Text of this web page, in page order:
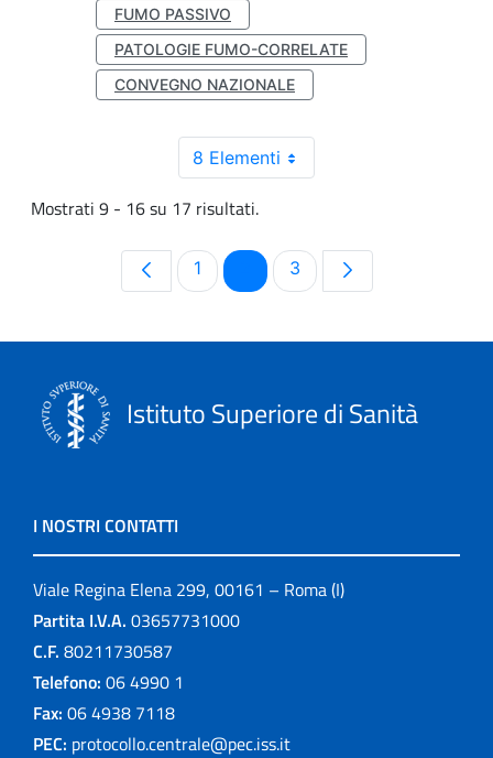
FUMO PASSIVO
PATOLOGIE FUMO-CORRELATE
CONVEGNO NAZIONALE
8 Elementi
Mostrati 9 - 16 su 17 risultati.
Pagina
1 PaginaPagina
3
Istituto Superiore di Sanità
I NOSTRI CONTATTI
Viale Regina Elena 299, 00161 – Roma (I)
Partita I.V.A. 03657731000
C.F. 80211730587
Telefono: 06 4990 1
Fax: 06 4938 7118
PEC: protocollo.centrale@pec.iss.it